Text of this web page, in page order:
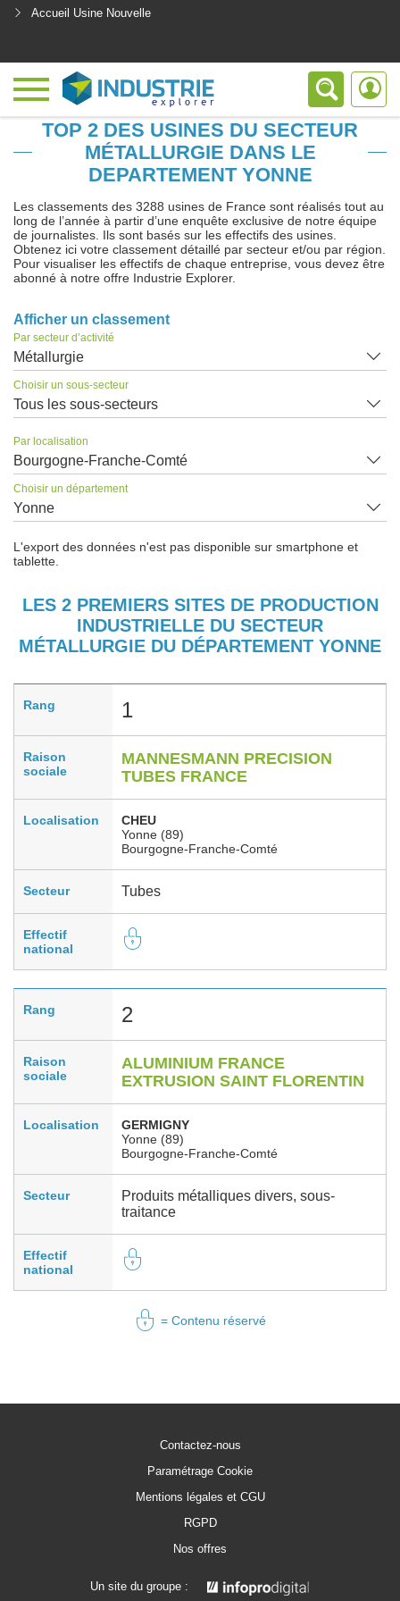
Accueil Usine Nouvelle
TOP 2 DES USINES DU SECTEUR
MÉTALLURGIE DANS LE
DEPARTEMENT YONNE
Les classements des 3288 usines de France sont réalisés tout au
long de l’année à partir d’une enquête exclusive de notre équipe
de journalistes. Ils sont basés sur les effectifs des usines.
Obtenez ici votre classement détaillé par secteur et/ou par région.
Pour visualiser les effectifs de chaque entreprise, vous devez être
abonné à notre offre Industrie Explorer.
Afficher un classement
Par secteur d’activité
Métallurgie
Choisir un sous-secteur
Tous les sous-secteurs
Par localisation
Bourgogne-Franche-Comté
Choisir un département
Yonne
L'export des données n'est pas disponible sur smartphone et
tablette.
LES 2 PREMIERS SITES DE PRODUCTION
INDUSTRIELLE DU SECTEUR
MÉTALLURGIE DU DÉPARTEMENT YONNE
Rang 1
Raison
sociale
MANNESMANN PRECISION
TUBES FRANCE
Localisation
CHEU
Yonne (89)
Bourgogne-Franche-Comté
Secteur Tubes
Effectif
national
Rang 2
Raison
sociale
ALUMINIUM FRANCE
EXTRUSION SAINT FLORENTIN
Localisation
GERMIGNY
Yonne (89)
Bourgogne-Franche-Comté
Secteur
Produits métalliques divers, sous-
traitance
Effectif
national
= Contenu réservé
Contactez-nous
Paramétrage Cookie
Mentions légales et CGU
RGPD
Nos offres
Un site du groupe :